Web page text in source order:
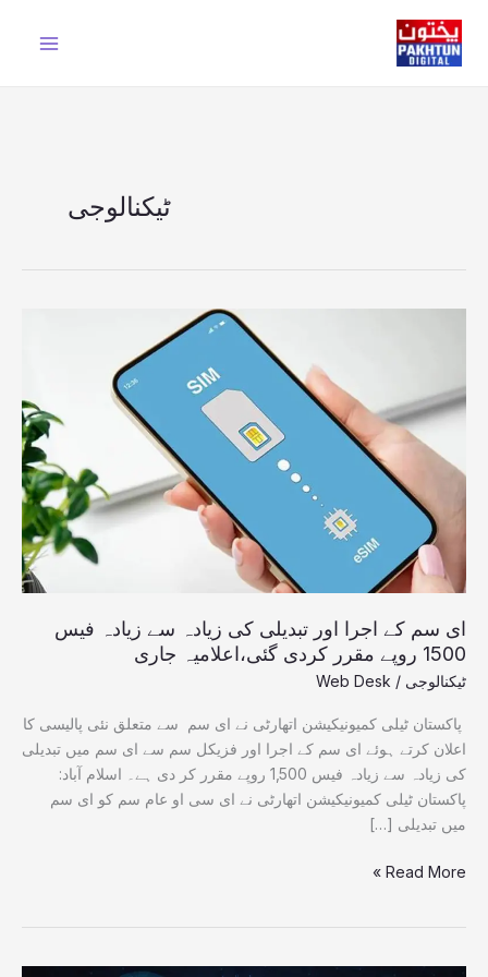
content
ٹیکنالوجی
ای سم کے اجرا اور تبدیلی کی زیادہ سے زیادہ فیس
1500 روپے مقرر کردی گئی،اعلامیہ جاری
ٹیکنالوجی /
Web Desk
پاکستان ٹیلی کمیونیکیشن اتھارٹی نے ای سم سے متعلق نئی پالیسی کا
اعلان کرتے ہوئے ای سم کے اجرا اور فزیکل سم سے ای سم میں تبدیلی
کی زیادہ سے زیادہ فیس 1,500 روپے مقرر کر دی ہے۔ اسلام آباد:
پاکستان ٹیلی کمیونیکیشن اتھارٹی نے ای سی او عام سم کو ای سم
میں تبدیلی […]
اجرا
اور
تبدیلی
کی
زیادہ
فیس
1500
روپے
مقرر
کردی
گئی،اعلامیہ
جاری
Read More »